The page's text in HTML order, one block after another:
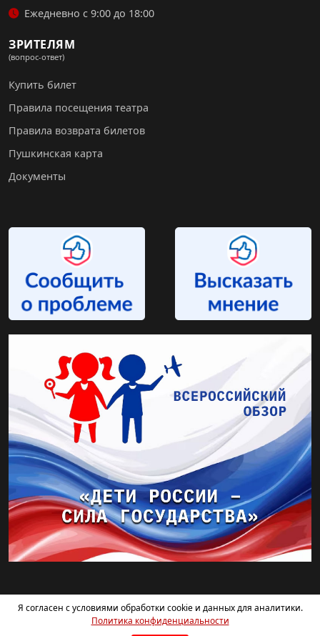
Я согласен с условиями обработки cookie и данных для аналитики.
Политика конфиденциальности
Ежедневно с 9:00 до 18:00
ЗРИТЕЛЯМ
(вопрос-ответ)
Купить билет
Правила посещения театра
Правила возврата билетов
Пушкинская карта
Документы
Балашовский драматический театр © 2026. Все права защищены.